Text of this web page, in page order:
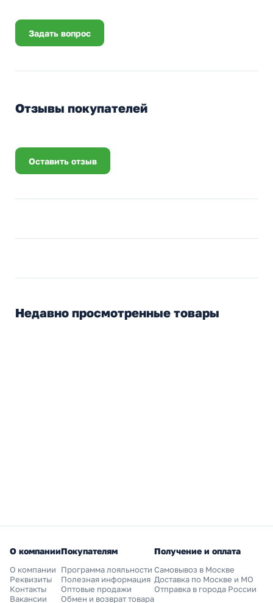
Задать вопрос
Отзывы покупателей
Оставить отзыв
Недавно просмотренные товары
О компании
О компании
Реквизиты
Контакты
Вакансии
Покупателям
Программа лояльности
Полезная информация
Оптовые продажи
Обмен и возврат товара
Получение и оплата
Самовывоз в Москве
Доставка по Москве и МО
Отправка в города России